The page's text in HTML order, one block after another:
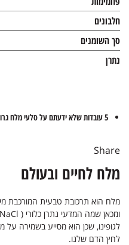
חלבונים
סך השומנים
נתרן
5 עובדות שלא ידעתם על סלעי מלח גרוסים מהרי ההימלאיה:
Share
מלח לחיים ובעולם
מלח הוא תרכובת טבעית המורכבת
לגופינו, שכן הוא מסייע בשמירה על
לחץ הדם שלנו.